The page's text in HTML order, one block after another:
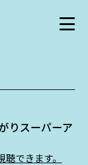
りスーパーア
できます。